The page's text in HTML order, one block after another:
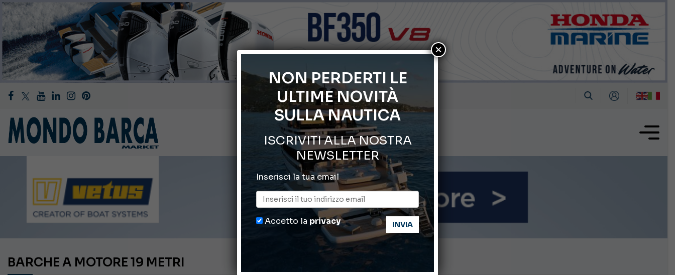
Gommoni Callegari acquisisce Geniuss
66° Salone Nautico Internazionale di Genova
Svelati i Mondiali di Wakeboard 2026
Cannes Yachting Festival 2026: tutte le novità attese a settembre
Montecristo Yachting, l’orologio per il diportista
BARCHE A MOTORE 19 METRI
NON PERDERTI LE
ULTIME NOVITÀ
SULLA NAUTICA
ISCRIVITI ALLA NOSTRA
NEWSLETTER
Inserisci la tua email
Accetto la privacy
×